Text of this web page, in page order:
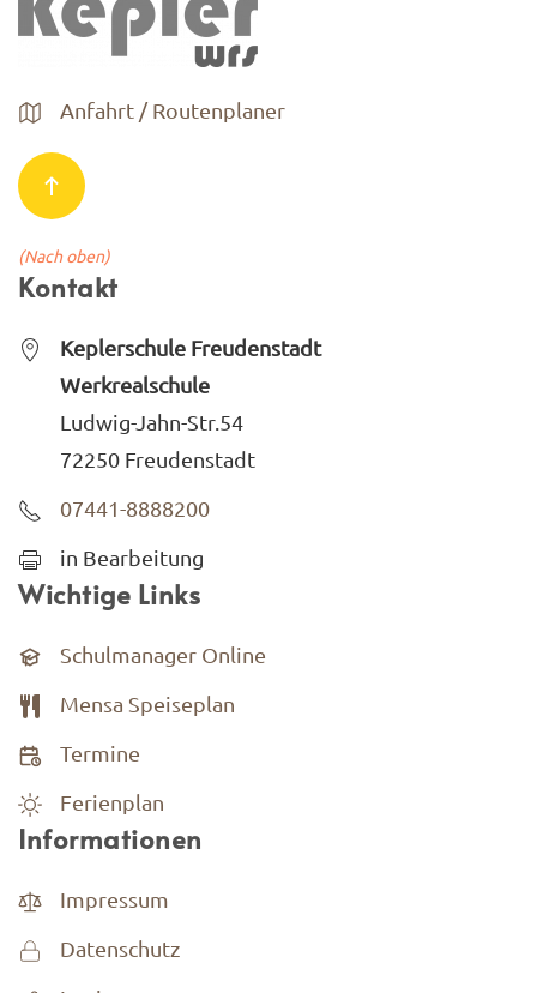
Anfahrt / Routenplaner
(Nach oben)
Kontakt
Keplerschule Freudenstadt
Werkrealschule
Ludwig-Jahn-Str.54
72250 Freudenstadt
07441-8888200
in Bearbeitung
Wichtige Links
Schulmanager Online
Mensa Speiseplan
Termine
Ferienplan
Informationen
Impressum
Datenschutz